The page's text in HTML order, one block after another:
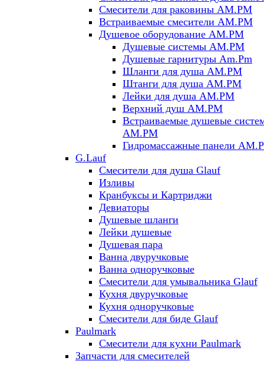
Смесители для раковины AM.PM
Встраиваемые смесители AM.PM
Душевое оборудование AM.PM
Душевые системы AM.PM
Душевые гарнитуры Am.Pm
Шланги для душа AM.PM
Штанги для душа AM.PM
Лейки для душа AM.PM
Верхний душ AM.PM
Встраиваемые душевые
AM.PM
Гидромассажные панели
G.Lauf
Смесители для душа Glauf
Изливы
Кранбуксы и Картриджи
Девиаторы
Душевые шланги
Лейки душевые
Душевая пара
Ванна двуручковые
Ванна одноручковые
Смесители для умывальника Glauf
Кухня двуручковые
Кухня одноручковые
Смесители для биде Glauf
Paulmark
Смесители для кухни Paulmark
Запчасти для смесителей